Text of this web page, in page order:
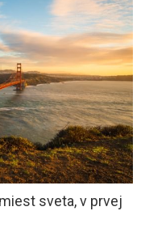
sveta, v prvej